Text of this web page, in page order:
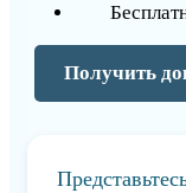
Получить